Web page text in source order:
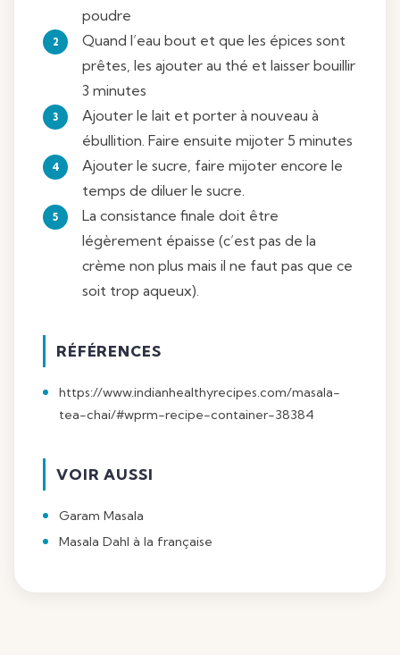
poudre
Quand l’eau bout et que les épices sont
prêtes, les ajouter au thé et laisser bouillir
3 minutes
Ajouter le lait et porter à nouveau à
ébullition. Faire ensuite mijoter 5 minutes
Ajouter le sucre, faire mijoter encore le
temps de diluer le sucre.
La consistance finale doit être
légèrement épaisse (c’est pas de la
crème non plus mais il ne faut pas que ce
soit trop aqueux).
RÉFÉRENCES
https://www.indianhealthyrecipes.com/masala-
tea-chai/#wprm-recipe-container-38384
VOIR AUSSI
Garam Masala
Masala Dahl à la française